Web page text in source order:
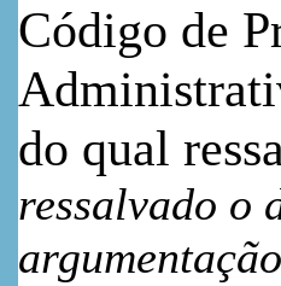
Código de
do qual
ressalvado o